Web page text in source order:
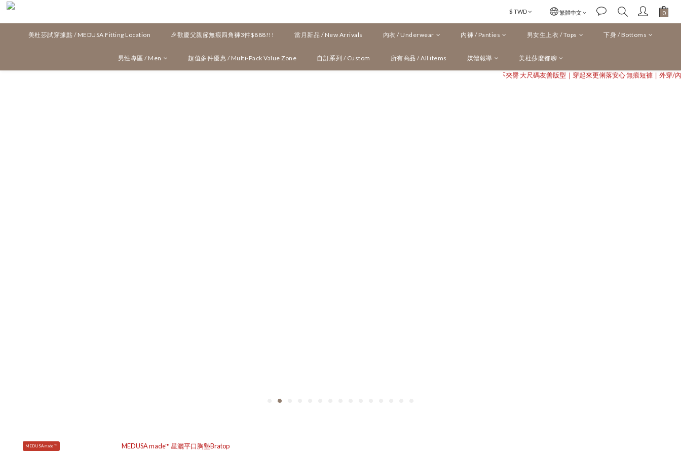
$ TWD 繁體中文
美杜莎試穿據點 / MEDUSA Fitting Location 🎉歡慶父親節無痕四角褲3件$888!!! 當月新品 / New Arrivals 內衣 / Underwear 內褲 / Panties 男女生上衣 / Tops 下身 / Bottoms
男性專區 / Men 超值多件優惠 / Multi-Pack Value Zone 自訂系列 / Custom 所有商品 / All items 媒體報導 美杜莎麼都聊
MEDUSA made ™